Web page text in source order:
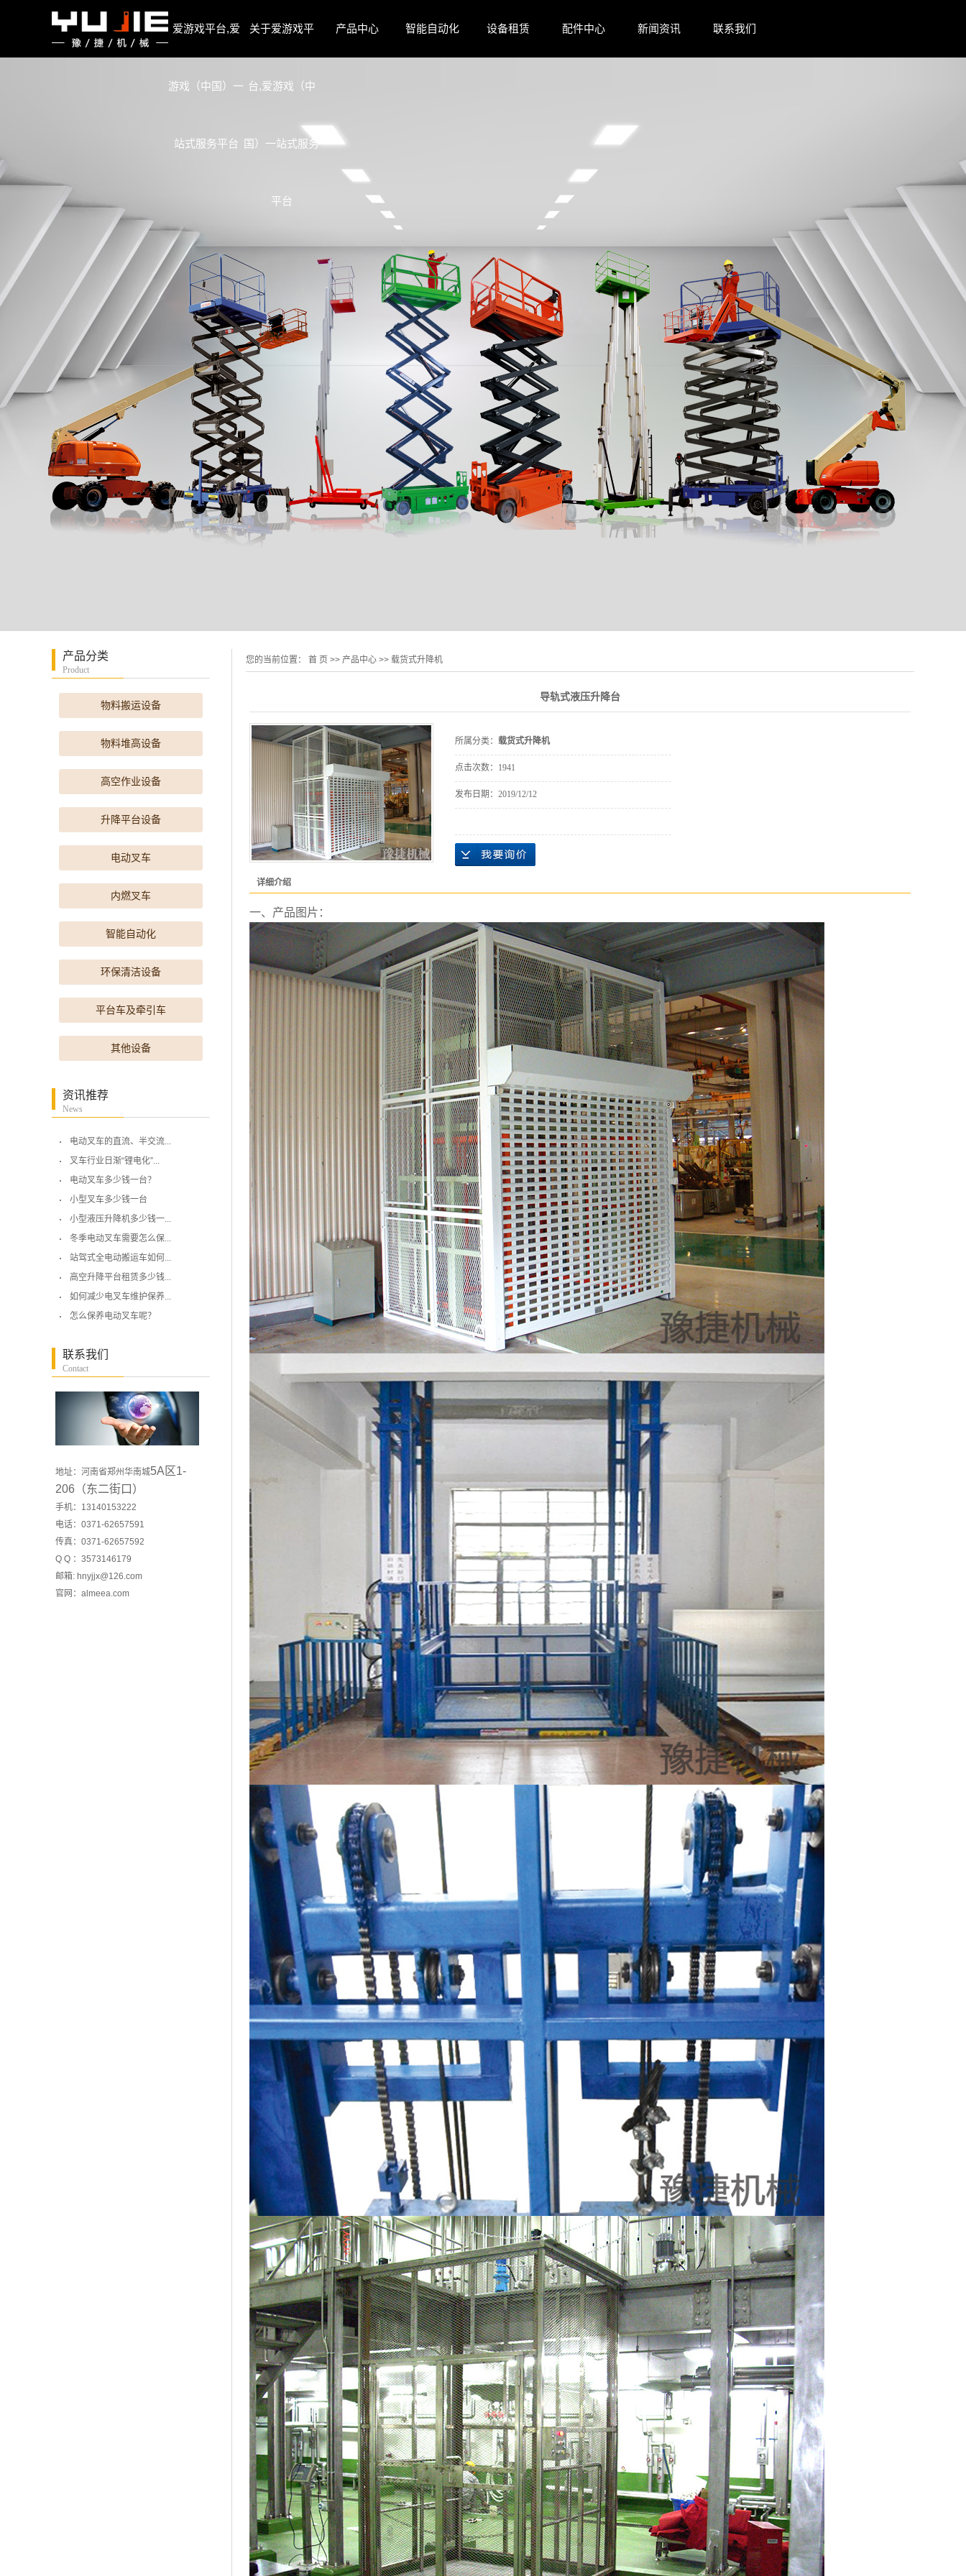
爱游戏平台,爱
游戏（中国）一
站式服务平台
关于爱游戏平
台,爱游戏（中
国）一站式服务
平台
产品中心 智能自动化 设备租赁 配件中心 新闻资讯 联系我们
产品分类
Product
物料搬运设备
物料堆高设备
高空作业设备
升降平台设备
电动叉车
内燃叉车
智能自动化
环保清洁设备
平台车及牵引车
其他设备
资讯推荐
News
电动叉车的直流、半交流...
叉车行业日渐“锂电化”...
电动叉车多少钱一台？
小型叉车多少钱一台
小型液压升降机多少钱一...
冬季电动叉车需要怎么保...
站驾式全电动搬运车如何...
高空升降平台租赁多少钱...
如何减少电叉车维护保养...
怎么保养电动叉车呢？
联系我们
Contact
地址：河南省郑州华南城5A区1-
206（东二街口）
手机：13140153222
电话：0371-62657591
传真：0371-62657592
Q Q ：3573146179
邮箱: hnyjjx@126.com
官网： almeea.com
您的当前位置： 首 页 >> 产品中心 >> 载货式升降机
导轨式液压升降台
所属分类： 载货式升降机
点击次数： 1941
发布日期： 2019/12/12
详细介绍
一、产品图片：